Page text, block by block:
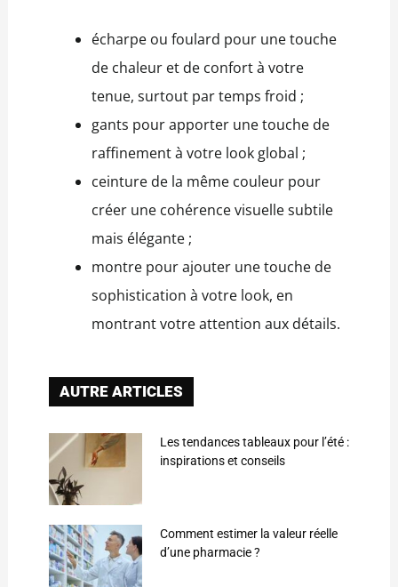
écharpe ou foulard pour une touche
de chaleur et de confort à votre
tenue, surtout par temps froid ;
gants pour apporter une touche de
raffinement à votre look global ;
ceinture de la même couleur pour
créer une cohérence visuelle subtile
mais élégante ;
montre pour ajouter une touche de
sophistication à votre look, en
montrant votre attention aux détails.
AUTRE ARTICLES
Les tendances tableaux pour l’été :
inspirations et conseils
Comment estimer la valeur réelle
d’une pharmacie ?